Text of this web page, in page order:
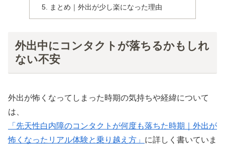
まとめ｜外出が少し楽になった理由
外出中にコンタクトが落ちるかもしれ
ない不安
外出が怖くなってしまった時期の気持ちや経緯について
は、
「先天性白内障のコンタクトが何度も落ちた時期｜外出が
怖くなったリアル体験と乗り越え方」 に詳しく書いていま